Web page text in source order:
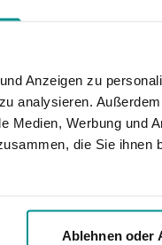
Anzeigen zu
analysieren.
Medien, Werbung und
die Sie
Ablehnen oder